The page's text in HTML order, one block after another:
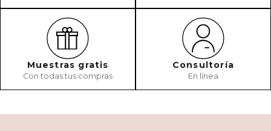
Muestras gratis
Con todas tus compras
Consultoría
En línea